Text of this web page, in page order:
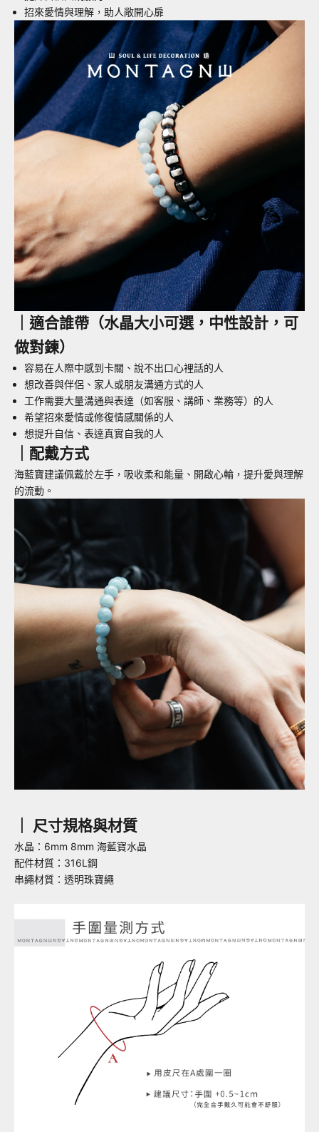
招來愛情與理解，助人敞開心扉
｜適合誰帶（水晶大小可選，中性設計，可
做對鍊）
容易在人際中感到卡關、說不出口心裡話的人
想改善與伴侶、家人或朋友溝通方式的人
工作需要大量溝通與表達（如客服、講師、業務等）的人
希望招來愛情或修復情感關係的人
想提升自信、表達真實自我的人
配戴方式
海藍寶建議佩戴於左手 ，吸收柔和能量、開啟心輪，提升愛與理解
的流動。
尺寸規格與材質
水晶：6mm 8mm 海藍寶水晶
配件材質：316L鋼
串繩材質：透明珠寶繩